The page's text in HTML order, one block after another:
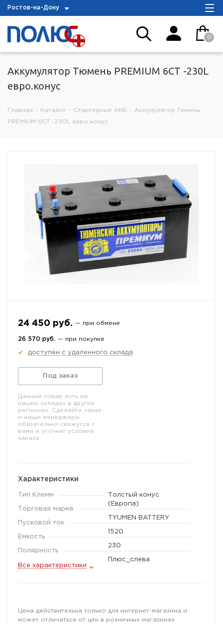
Ростов-на-Дону
0
Аккумулятор Тюмень PREMIUM 6СТ -230L
евро.конус
Главная - Каталог - Стартерные АКБ - Аккумулятор Тюмень
PREMIUM 6СТ -230L евро.конус
24 450 руб. — при обмене
26 570 руб. — при покупке
✔ доступен с удаленного склада
Под заказ
Данный товар есть на
наших складах в других
регионах. Сделайте заказ
и наши менеджеры
обязательно свяжутся с
вами и уточнят условия
заказа
Характеристики
Тип Клемм
Толстый конус
(Европа)
Торговая марка
TYUMEN BATTERY
Пусковой ток
1520
Емкость
230
Полярность
Плюс_слева
Все характеристики
Цена действительна только для интернет-магазина и
может отличаться от цен в розничных магазинах